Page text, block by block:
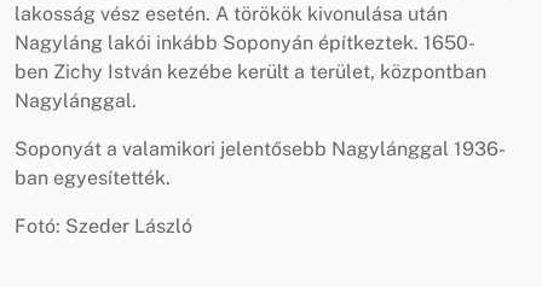
lakosság vész esetén. A törökök kivonulása után
Nagyláng lakói inkább Soponyán építkeztek. 1650-
ben Zichy István kezébe került a terület, központban
Nagylánggal.
Soponyát a valamikori jelentősebb Nagylánggal 1936-
ban egyesítették.
Fotó: Szeder László